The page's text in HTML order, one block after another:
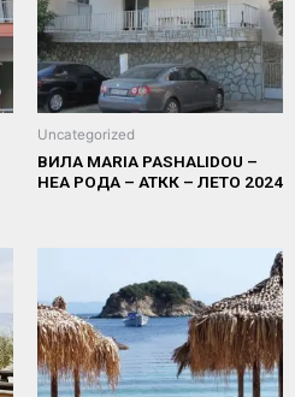
Uncategorized
ВИЛА MARIA PASHALIDOU –
НЕА РОДА – АТКК – ЛЕТО 2024